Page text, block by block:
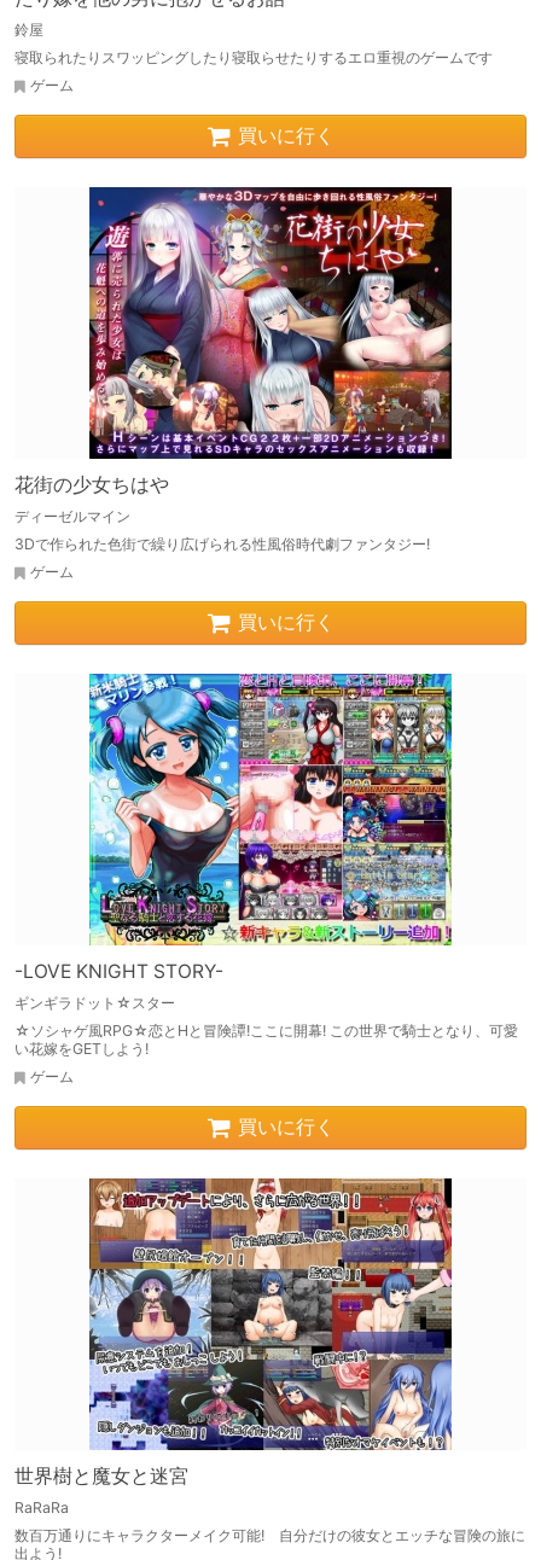
鈴屋
寝取られたりスワッピングしたり寝取らせたりするエロ重視のゲームです
ゲーム
買いに行く
花街の少女ちはや
ディーゼルマイン
3Dで作られた色街で繰り広げられる性風俗時代劇ファンタジー!
ゲーム
買いに行く
-LOVE KNIGHT STORY-
ギンギラドット☆スター
☆ソシャゲ風RPG☆恋とHと冒険譚!ここに開幕! この世界で騎士となり、可愛
い花嫁をGETしよう!
ゲーム
買いに行く
世界樹と魔女と迷宮
RaRaRa
数百万通りにキャラクターメイク可能! 自分だけの彼女とエッチな冒険の旅に
出よう!